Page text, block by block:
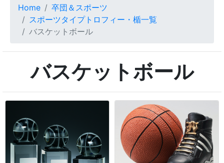
Home
卒団＆スポーツ
スポーツタイプトロフィー・楯一覧
バスケットボール
バスケットボール